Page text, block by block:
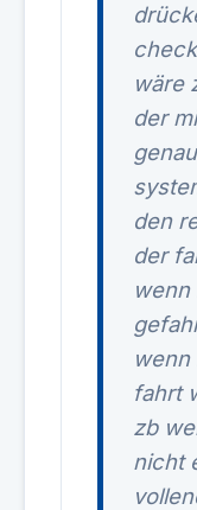
wäre
der
den
der
wenn
fahrt
zb
nicht